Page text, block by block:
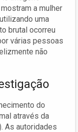
a mulher
uma
brutal ocorreu
várias pessoas
não
do
através da
As autoridades